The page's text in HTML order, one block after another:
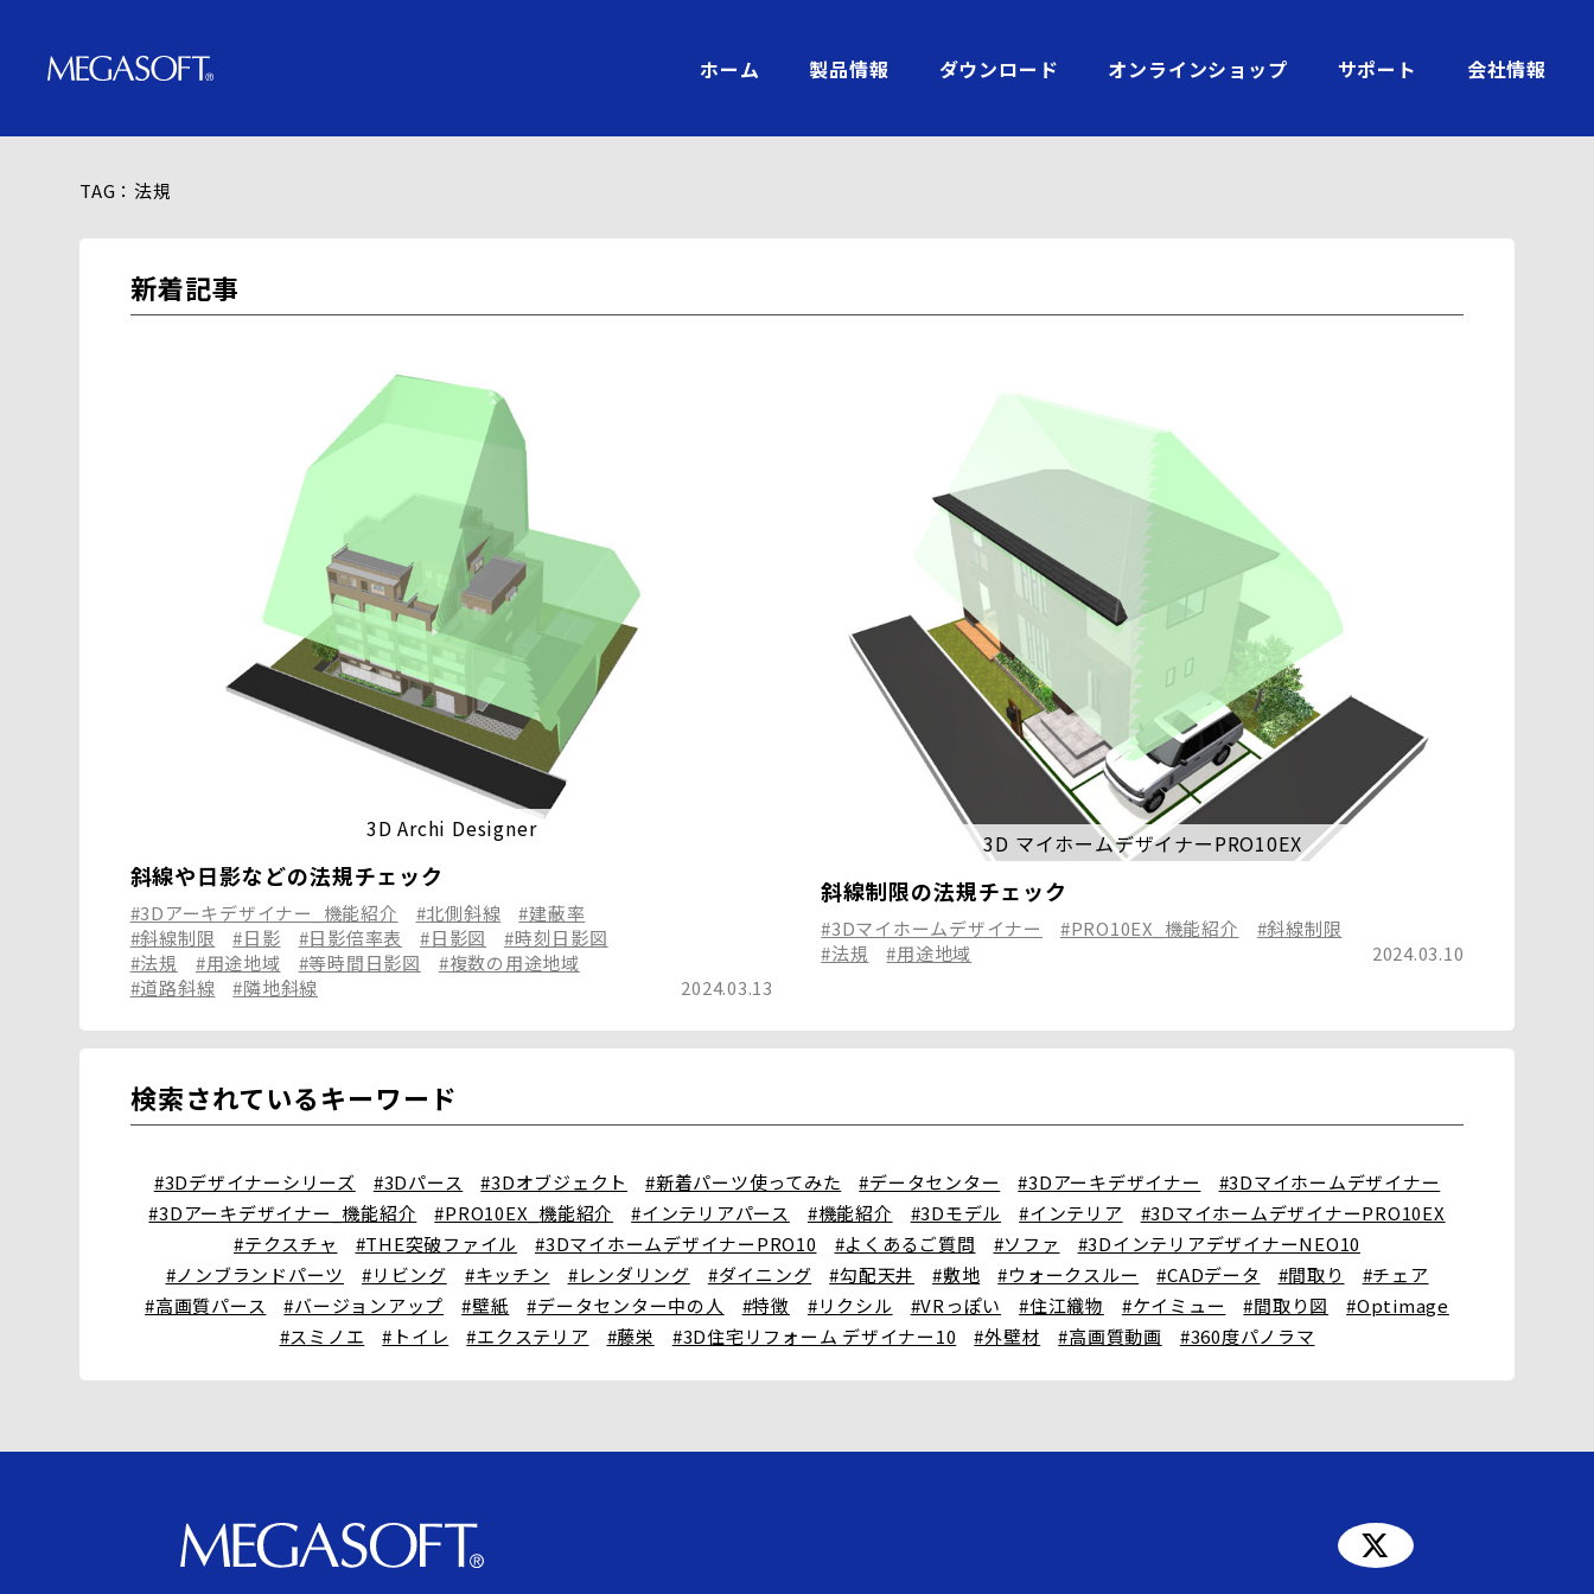
ホーム 製品情報 ダウンロード オンラインショップ サポート 会社情報
TAG：法規
新着記事
3D Archi Designer
斜線や日影などの法規チェック
#3Dアーキデザイナー_機能紹介 #北側斜線
#建蔽率
#斜線制限
#日影 #日影倍率表 #日影図
#時刻日影図
#法規
#用途地域 #等時間日影図
#複数の用途地域
#道路斜線
#隣地斜線 2024.03.13
3D マイホームデザイナーPRO10EX
斜線制限の法規チェック
#3Dマイホームデザイナー #PRO10EX_機能紹介
#斜線制限
#法規
#用途地域 2024.03.10
検索されているキーワード
#3Dデザイナーシリーズ #3Dパース #3Dオブジェクト #新着パーツ使ってみた #データセンター #3Dアーキデザイナー
#3Dマイホームデザイナー
#3Dアーキデザイナー_機能紹介
#PRO10EX_機能紹介 #インテリアパース #機能紹介 #3Dモデル #インテリア
#3DマイホームデザイナーPRO10EX
#テクスチャ
#THE突破ファイル #3DマイホームデザイナーPRO10 #よくあるご質問 #ソファ
#3DインテリアデザイナーNEO10
#ノンブランドパーツ
#リビング #キッチン #レンダリング #ダイニング #勾配天井 #敷地 #ウォークスルー #CADデータ #間取り
#チェア
#高画質パース
#バージョンアップ #壁紙 #データセンター中の人 #特徴 #リクシル #VRっぽい #住江織物 #ケイミュー #間取り図
#Optimage
#スミノエ
#トイレ #エクステリア #藤栄 #3D住宅リフォーム デザイナー10 #外壁材 #高画質動画 #360度パノラマ